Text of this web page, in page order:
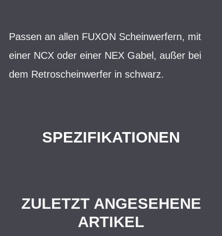
Passen an allen FUXON Scheinwerfern, mit
einer NCX oder einer NEX Gabel, außer bei
dem Retroscheinwerfer in schwarz.
SPEZIFIKATIONEN
ZULETZT ANGESEHENE
ARTIKEL